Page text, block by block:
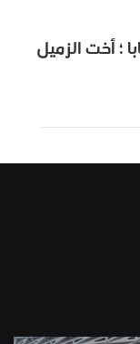
؛ أخت الزميل